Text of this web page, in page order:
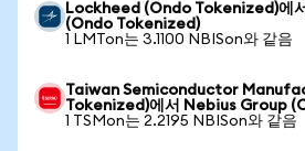
Lockheed (Ondo Tokenized)에
(Ondo Tokenized)
1 LMTon는 3.1100 NBISon와 같음
Taiwan Semiconductor
Tokenized)에서 Nebius Group
1 TSMon는 2.2195 NBISon와 같음